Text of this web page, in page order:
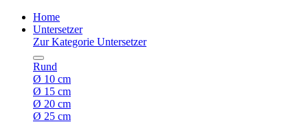
Home
Untersetzer
Zur Kategorie Untersetzer
Rund
Ø 10 cm
Ø 15 cm
Ø 20 cm
Ø 25 cm